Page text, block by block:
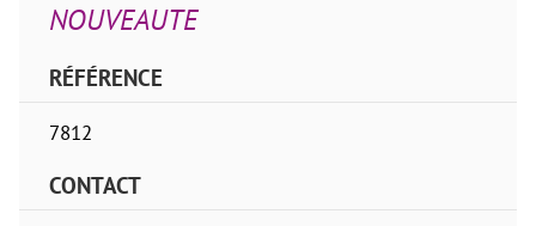
NOUVEAUTE
RÉFÉRENCE
7812
CONTACT